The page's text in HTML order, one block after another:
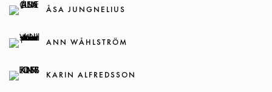
ÅSA JUNGNELIUS
ANN WÅHLSTRÖM
KARIN ALFREDSSON